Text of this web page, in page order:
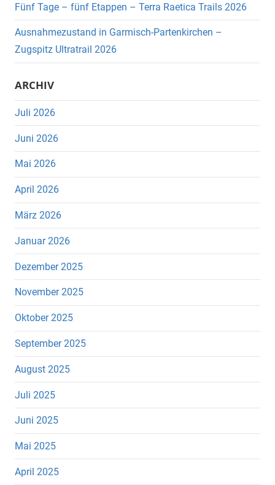
Fünf Tage – fünf Etappen – Terra Raetica Trails 2026
Ausnahmezustand in Garmisch-Partenkirchen –
Zugspitz Ultratrail 2026
ARCHIV
Juli 2026
Juni 2026
Mai 2026
April 2026
März 2026
Januar 2026
Dezember 2025
November 2025
Oktober 2025
September 2025
August 2025
Juli 2025
Juni 2025
Mai 2025
April 2025